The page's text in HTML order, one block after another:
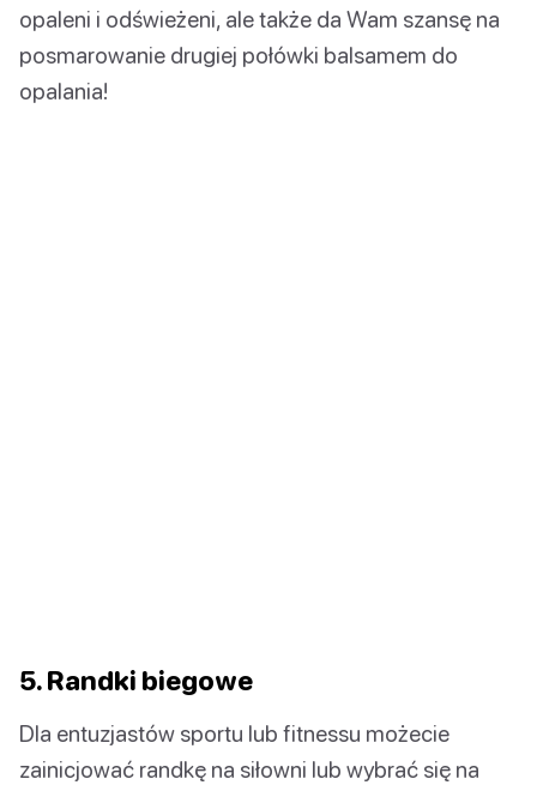
opaleni i odświeżeni, ale także da Wam szansę na
posmarowanie drugiej połówki balsamem do
opalania!
5. Randki biegowe
Dla entuzjastów sportu lub fitnessu możecie
zainicjować randkę na siłowni lub wybrać się na